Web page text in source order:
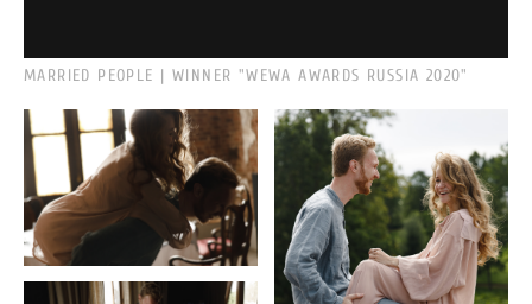
MARRIED PEOPLE | WINNER "WEWA AWARDS RUSSIA 2020"